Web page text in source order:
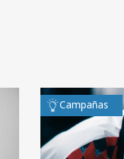
Campañas